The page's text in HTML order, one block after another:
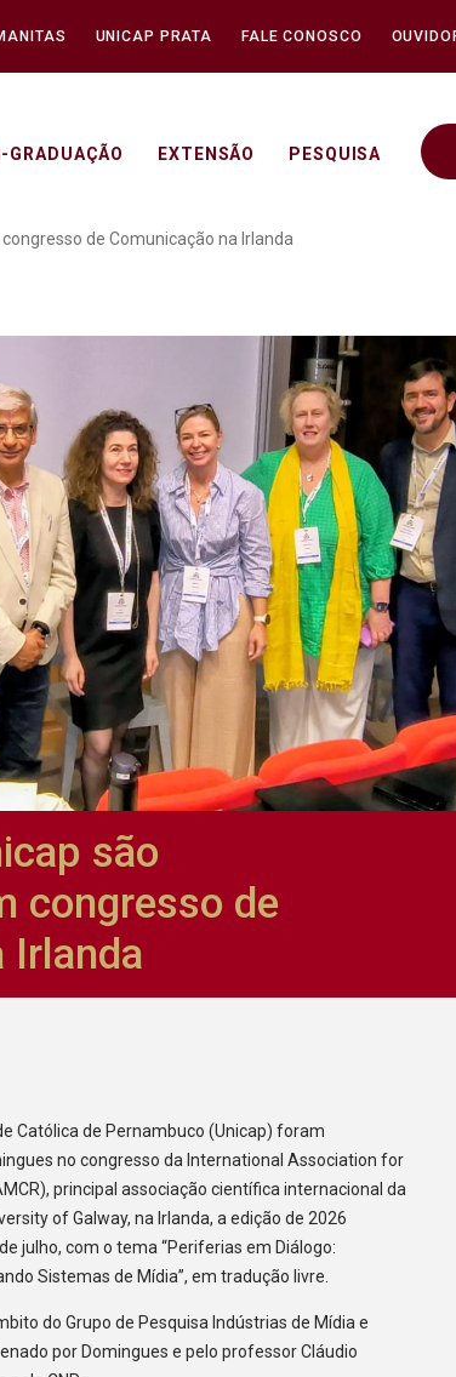
UNICAP PRATA FALE CONOSCO
GRADUAÇÃO EXTENSÃO PESQUISA
são
de Comunicação na Irlanda
são
congresso de
Irlanda
Católica de Pernambuco (Unicap) foram
no congresso da International Association for
principal associação científica internacional da
of Galway, na Irlanda, a edição de 2026
julho, com o tema “Periferias em Diálogo:
Sistemas de Mídia”, em tradução livre.
do Grupo de Pesquisa Indústrias de Mídia e
por Domingues e pelo professor Cláudio